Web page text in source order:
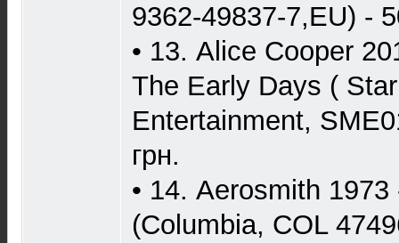
9362-49837-7,EU) -
• 13. Alice Cooper
The Early Days (
Entertainment,
грн.
• 14. Aerosmith
(Columbia, COL